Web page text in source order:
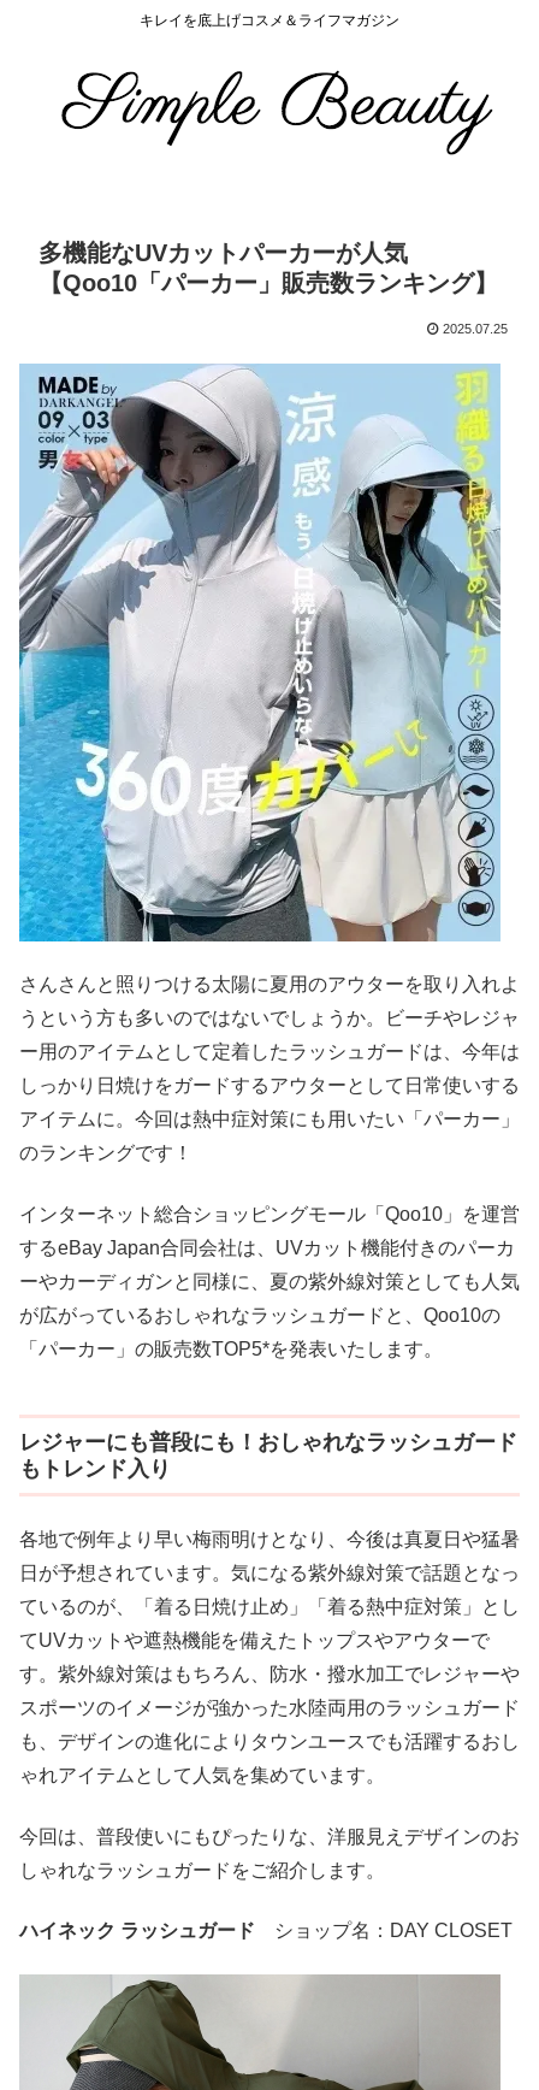
キレイを底上げコスメ＆ライフマガジン
多機能なUVカットパーカーが人気
【Qoo10「パーカー」販売数ランキング】
2025.07.25
さんさんと照りつける太陽に夏用のアウターを取り入れよ
うという方も多いのではないでしょうか。ビーチやレジャ
ー用のアイテムとして定着したラッシュガードは、今年は
しっかり日焼けをガードするアウターとして日常使いする
アイテムに。今回は熱中症対策にも用いたい「パーカー」
のランキングです！
インターネット総合ショッピングモール「Qoo10」を運営
するeBay Japan合同会社は、UVカット機能付きのパーカ
ーやカーディガンと同様に、夏の紫外線対策としても人気
が広がっているおしゃれなラッシュガードと、Qoo10の
「パーカー」の販売数TOP5*を発表いたします。
レジャーにも普段にも！おしゃれなラッシュガード
もトレンド入り
各地で例年より早い梅雨明けとなり、今後は真夏日や猛暑
日が予想されています。気になる紫外線対策で話題となっ
ているのが、「着る日焼け止め」「着る熱中症対策」とし
てUVカットや遮熱機能を備えたトップスやアウターで
す。紫外線対策はもちろん、防水・撥水加工でレジャーや
スポーツのイメージが強かった水陸両用のラッシュガード
も、デザインの進化によりタウンユースでも活躍するおし
ゃれアイテムとして人気を集めています。
今回は、普段使いにもぴったりな、洋服見えデザインのお
しゃれなラッシュガードをご紹介します。
ハイネック ラッシュガード ショップ名：DAY CLOSET